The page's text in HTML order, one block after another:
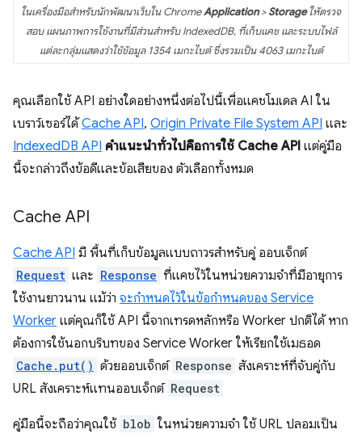
ในเครื่องมือสำหรับนักพัฒนาเว็บใน ChromeApplication>Storageให้ตรวจ
สอบ แผนภาพการใช้งานที่มีส่วนสำหรับ IndexedDB, ที่เก็บแคช และระบบไฟล์
แต่ละกลุ่มแสดงว่าใช้ข้อมูล 1354 เมกะไบต์ ซึ่งรวมเป็น 4063 เมกะไบต์
คุณเลือกใช้ API อย่างใดอย่างหนึ่งต่อไปนี้เพื่อแคชโมเดล AI ใน
เบราว์เซอร์ได้Cache API, Origin Private File System API และ
IndexedDB API คำแนะนำทั่วไปคือการใช้ Cache API แต่คู่มือ
นี้จะกล่าวถึงข้อดีและข้อเสียของ ตัวเลือกทั้งหมด
Cache API
Cache API มี พื้นที่เก็บข้อมูลแบบถาวรสำหรับคู่ ออบเจ็กต์
Request และ Response ที่แคชไว้ในหน่วยความจำที่มีอายุการ
ใช้งานยาวนาน แม้ว่า จะกำหนดไว้ในข้อกำหนดของ Service
Worker แต่คุณก็ใช้ API นี้จากเทรดหลักหรือ Worker ปกติได้ หาก
ต้องการใช้นอกบริบทของ Service Worker ให้เรียกใช้เมธอด
Cache.put() ด้วยออบเจ็กต์ Response สังเคราะห์ที่จับคู่กับ
URL สังเคราะห์แทนออบเจ็กต์ Request
คู่มือนี้จะถือว่าคุณใช้ blob ในหน่วยความจำ ใช้ URL ปลอมเป็น